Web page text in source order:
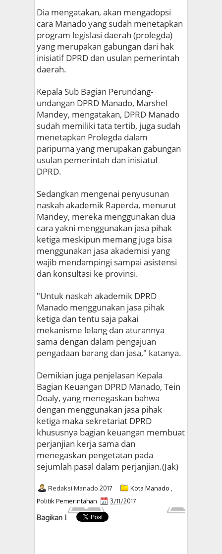
Dia mengatakan, akan mengadopsi
cara Manado yang sudah menetapkan
program legislasi daerah (prolegda)
yang merupakan gabungan dari hak
inisiatif DPRD dan usulan pemerintah
daerah.
Kepala Sub Bagian Perundang-
undangan DPRD Manado, Marshel
Mandey, mengatakan, DPRD Manado
sudah memiliki tata tertib, juga sudah
menetapkan Prolegda dalam
paripurna yang merupakan gabungan
usulan pemerintah dan inisiatuf
DPRD.
Sedangkan mengenai penyusunan
naskah akademik Raperda, menurut
Mandey, mereka menggunakan dua
cara yakni menggunakan jasa pihak
ketiga meskipun memang juga bisa
menggunakan jasa akademisi yang
wajib mendampingi sampai asistensi
dan konsultasi ke provinsi.
"Untuk naskah akademik DPRD
Manado menggunakan jasa pihak
ketiga dan tentu saja pakai
mekanisme lelang dan aturannya
sama dengan dalam pengajuan
pengadaan barang dan jasa," katanya.
Demikian juga penjelasan Kepala
Bagian Keuangan DPRD Manado, Tein
Doaly, yang menegaskan bahwa
dengan menggunakan jasa pihak
ketiga maka sekretariat DPRD
khususnya bagian keuangan membuat
perjanjian kerja sama dan
menegaskan pengetatan pada
sejumlah pasal dalam perjanjian.(Jak)
Redaksi Manado 2017 Kota Manado
Politik Pemerintahan
3/11/2017
Bagikan !